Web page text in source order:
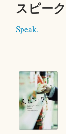
スピーク
Speak.
0
4
月
2
日